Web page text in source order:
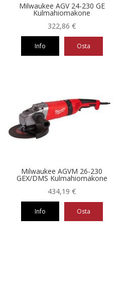
Milwaukee AGV 24-230 GE
Kulmahiomakone
322,86€
Info Osta
Milwaukee AGVM 26-230
GEX/DMS Kulmahiomakone
434,19€
Info Osta